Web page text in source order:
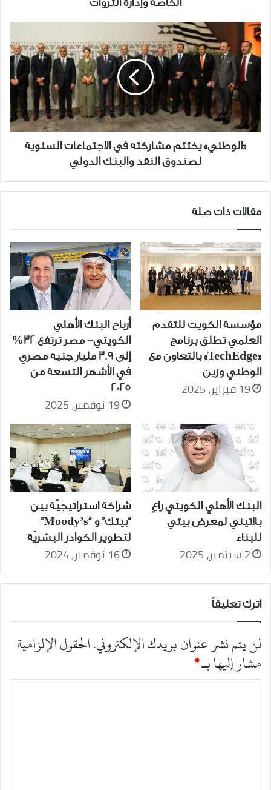
«الوطني»
يختتم
مشاركته
في
الاجتماعات
السنوية
لصندوق
النقد
والبنك
الدولي
«الوطني» يختتم مشاركته في الاجتماعات السنوية
لصندوق النقد والبنك الدولي
مقالات ذات صلة
مؤسسة الكويت للتقدم
العلمي تطلق برنامج
«TechEdge» بالتعاون مع
الوطني وزين
19 فبراير، 2025
أرباح البنك الأهلي
الكويتي- مصر ترتفع 32%
إلى 3.9 مليار جنيه مصري
في الأشهر التسعة من
2025
19 نوفمبر، 2025
البنك الأهلي الكويتي راعٍ
بلاتيني لمعرض بيتي
للبناء
2 سبتمبر، 2025
شراكة استراتيجيّة بين
“بيتك” و “Moody’s”
لتطوير الكوادر البشريّة
16 نوفمبر، 2024
اترك تعليقاً
لن يتم نشر عنوان بريدك الإلكتروني.الحقول الإلزامية
مشار إليها بـ*
ا